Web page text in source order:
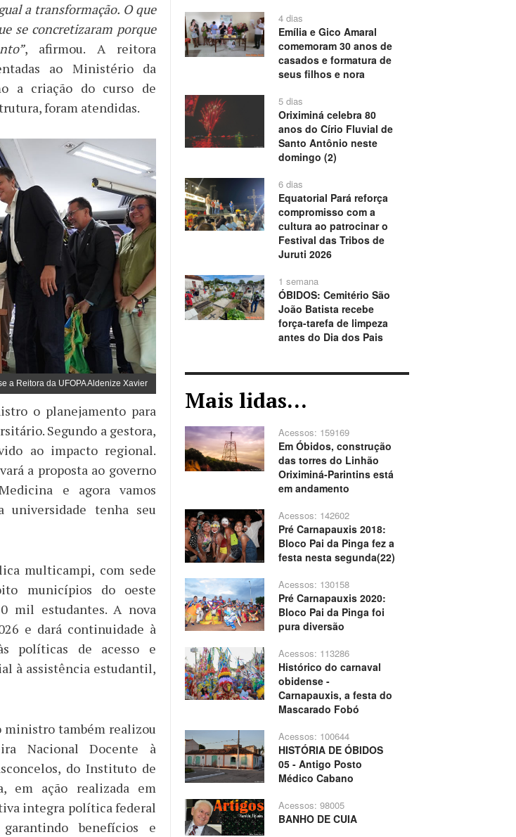
a transformação. O que
se concretizaram porque
, afirmou. A reitora
ao Ministério da
a criação do curso de
foram atendidas.
a Reitora da UFOPA Aldenize Xavier
o planejamento para
Segundo a gestora,
ao impacto regional.
a proposta ao governo
e agora vamos
tenha seu
multicampi, com sede
municípios do oeste
mil estudantes. A nova
e dará continuidade à
políticas de acesso e
à assistência estudantil,
ministro também realizou
Nacional Docente à
do Instituto de
em ação realizada em
integra política federal
benefícios e
4 dias
Emília e Gico Amaral
comemoram 30 anos de
casados e formatura de
seus filhos e nora
5 dias
Oriximiná celebra 80
anos do Círio Fluvial de
Santo Antônio neste
domingo (2)
6 dias
Equatorial Pará reforça
compromisso com a
cultura ao patrocinar o
Festival das Tribos de
Juruti 2026
1 semana
ÓBIDOS: Cemitério São
João Batista recebe
força-tarefa de limpeza
antes do Dia dos Pais
Mais lidas...
Acessos: 159169
Em Óbidos, construção
das torres do Linhão
Oriximiná-Parintins está
em andamento
Acessos: 142602
Pré Carnapauxis 2018:
Bloco Pai da Pinga fez a
festa nesta segunda(22)
Acessos: 130158
Pré Carnapauxis 2020:
Bloco Pai da Pinga foi
pura diversão
Acessos: 113286
Histórico do carnaval
obidense -
Carnapauxis, a festa do
Mascarado Fobó
Acessos: 100644
HISTÓRIA DE ÓBIDOS
05 - Antigo Posto
Médico Cabano
Acessos: 98005
BANHO DE CUIA